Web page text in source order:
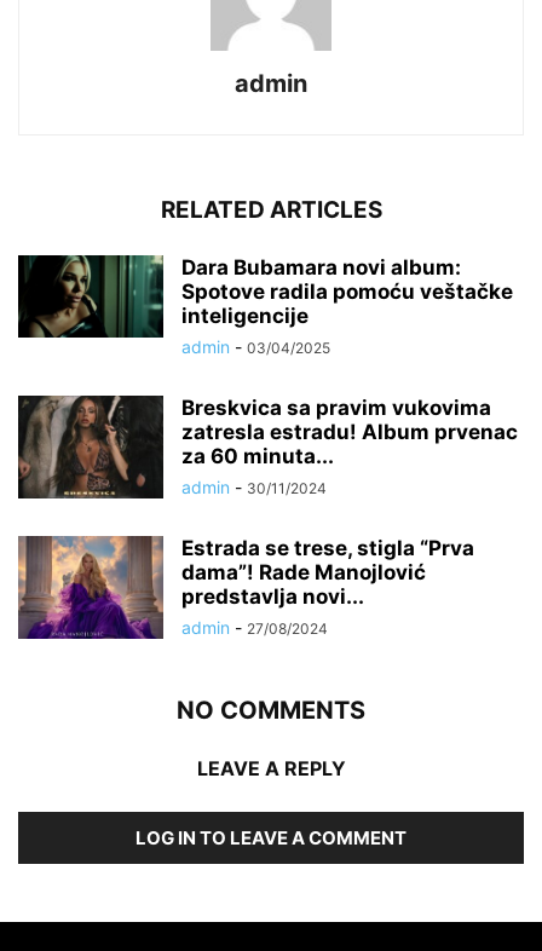
admin
RELATED ARTICLES
Dara Bubamara novi album:
Spotove radila pomoću veštačke
inteligencije
admin - 03/04/2025
Breskvica sa pravim vukovima
zatresla estradu! Album prvenac
za 60 minuta...
admin - 30/11/2024
Estrada se trese, stigla “Prva
dama”! Rade Manojlović
predstavlja novi...
admin - 27/08/2024
NO COMMENTS
LEAVE A REPLY
LOG IN TO LEAVE A COMMENT